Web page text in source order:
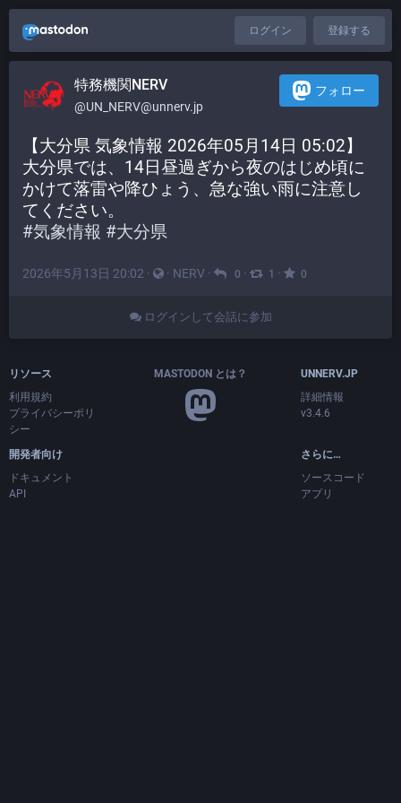
ログイン 登録する
特務機関NERV
@UN_NERV@unnerv.jp
フォロー
【大分県 気象情報 2026年05月14日 05:02】
大分県では、14日昼過ぎから夜のはじめ頃に
かけて落雷や降ひょう、急な強い雨に注意し
てください。
#気象情報 #大分県
2026年5月13日 20:02 · · NERV · 0 · 1 · 0
ログインして会話に参加
リソース
利用規約
プライバシーポリ
シー
開発者向け
ドキュメント
API
MASTODON とは？
UNNERV.JP
詳細情報
v3.4.6
さらに…
ソースコード
アプリ